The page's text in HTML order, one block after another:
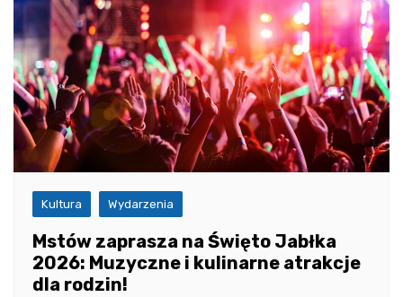
Kultura Wydarzenia
Mstów zaprasza na Święto Jabłka
2026: Muzyczne i kulinarne atrakcje
dla rodzin!